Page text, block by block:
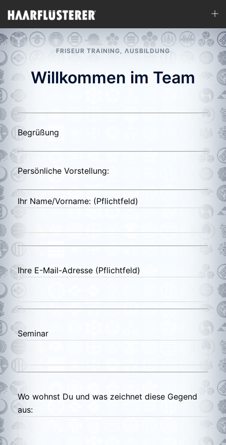
Inhalt
springen
FRISEUR TRAINING, ΛUSBILDUNG
Willkommen im Team
Begrüßung
Persönliche Vorstellung:
Ihr Name/Vorname: (Pflichtfeld)
Ihre E-Mail-Adresse (Pflichtfeld)
Seminar
Wo wohnst Du und was zeichnet diese Gegend
aus: